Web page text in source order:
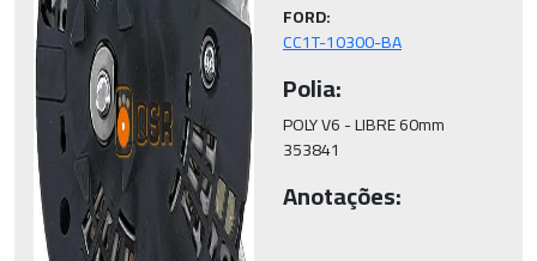
FORD:
CC1T-10300-BA
Polia:
POLY V6 - LIBRE 60mm
Anotações: